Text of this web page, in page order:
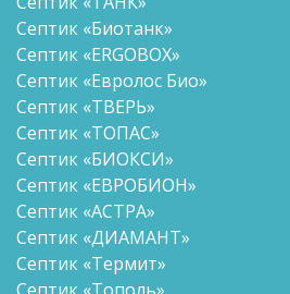
Септик «Биотанк»
Септик «ERGOBOX»
Септик «Евролос Био»
Септик «ТВЕРЬ»
Септик «ТОПАС»
Септик «БИОКСИ»
Септик «ЕВРОБИОН»
Септик «АСТРА»
Септик «ДИАМАНТ»
Септик «Термит»